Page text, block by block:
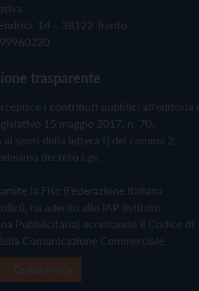
14 – 38122 Trento
trasparente
i contributi pubblici all'editoria
15 maggio 2017, n. 70.
ai sensi della lettera f) del comma 2
decreto Lgs.
la Fisc (Federazione Italiana
ha aderito allo IAP (Istituto
Pubblicitaria) accettando il Codice di
Comunicazione Commerciale